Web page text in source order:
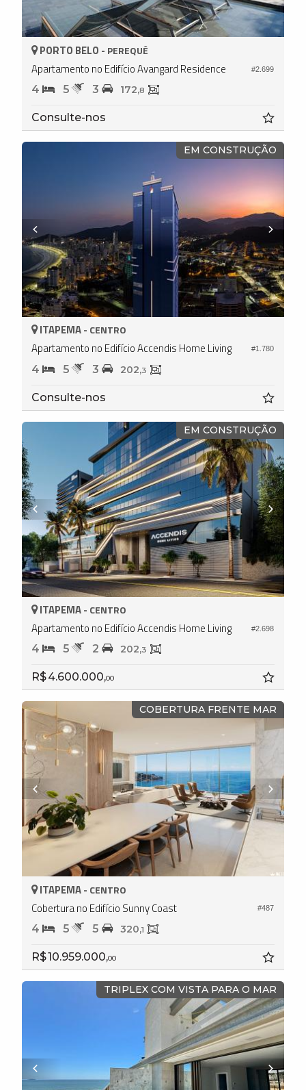
#2.699
PORTO BELO - PEREQUÊ
Apartamento no Edifício Avangard Residence
4 5 3 172,8
Consulte-nos
EM CONSTRUÇÃO
#1.780
ITAPEMA - CENTRO
Apartamento no Edifício Accendis Home Living
4 5 3 202,3
Consulte-nos
EM CONSTRUÇÃO
#2.698
ITAPEMA - CENTRO
Apartamento no Edifício Accendis Home Living
4 5 2 202,3
R$ 4.600.000,00
COBERTURA FRENTE MAR
#487
ITAPEMA - CENTRO
Cobertura no Edifício Sunny Coast
4 5 5 320,1
R$ 10.959.000,00
TRIPLEX COM VISTA PARA O MAR